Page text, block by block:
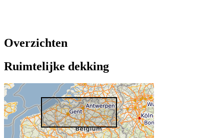
Overzichten
Ruimtelijke dekking